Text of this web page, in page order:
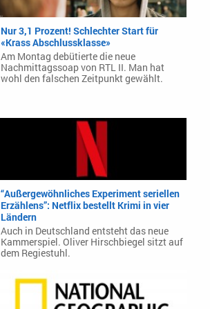
Nur 3,1 Prozent! Schlechter Start für
«Krass Abschlussklasse»
Am Montag debütierte die neue
Nachmittagssoap von RTL II. Man hat
wohl den falschen Zeitpunkt gewählt.
“Außergewöhnliches Experiment seriellen
Erzählens”: Netflix bestellt Krimi in vier
Ländern
Auch in Deutschland entsteht das neue
Kammerspiel. Oliver Hirschbiegel sitzt auf
dem Regiestuhl.